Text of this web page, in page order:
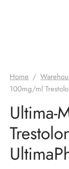
Home /
100mg/ml
Ultima-